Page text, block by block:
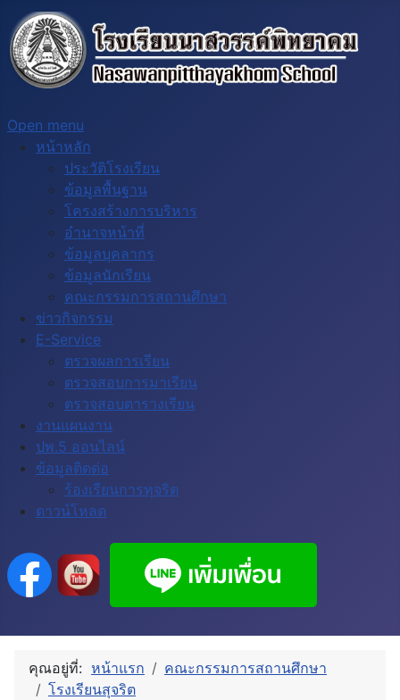
Open menu
หน้าหลัก
ประวัติโรงเรียน
ข้อมูลพื้นฐาน
โครงสร้างการบริหาร
อำนาจหน้าที่
ข้อมูลบุคลากร
ข้อมูลนักเรียน
คณะกรรมการสถานศึกษา
ข่าวกิจกรรม
E-Service
ตรวจผลการเรียน
ตรวจสอบการมาเรียน
ตรวจสอบตารางเรียน
งานแผนงาน
ปพ.5 ออนไลน์
ข้อมูลติดด่อ
ร้องเรียนการทุจริต
ดาวน์โหลด
คุณอยู่ที่: หน้าแรก
คณะกรรมการสถานศึกษา
โรงเรียนสุจริต